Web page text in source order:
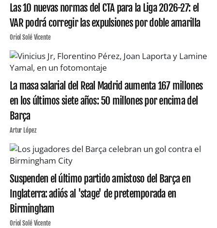
Las 10 nuevas normas del CTA para la Liga 2026-27: el
VAR podrá corregir las expulsiones por doble amarilla
Oriol Solé Vicente
La masa salarial del Real Madrid aumenta 167 millones
en los últimos siete años: 50 millones por encima del
Barça
Artur López
Suspenden el último partido amistoso del Barça en
Inglaterra: adiós al 'stage' de pretemporada en
Birmingham
Oriol Solé Vicente